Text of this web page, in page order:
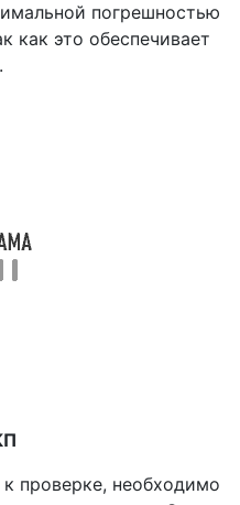
погрешностью
как это обеспечивает
проверке, необходимо